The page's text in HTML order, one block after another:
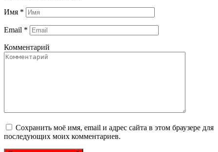
Имя *
Email *
Комментарий
Сохранить моё имя, email и адрес сайта в этом браузере для
последующих моих комментариев.